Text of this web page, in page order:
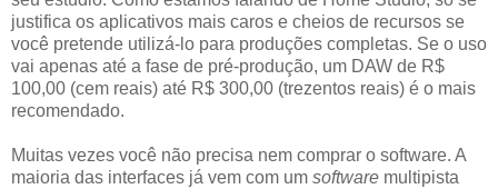
justifica os aplicativos mais caros e cheios de recursos se
você pretende utilizá-lo para produções completas. Se o uso
vai apenas até a fase de pré-produção, um DAW de R$
100,00 (cem reais) até R$ 300,00 (trezentos reais) é o mais
recomendado.
Muitas vezes você não precisa nem comprar o software. A
maioria das interfaces já vem com um software multipista